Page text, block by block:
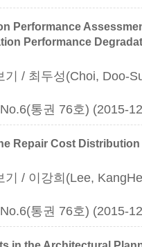
Performance
Performance
/ 최두성(Choi, Doo-
통권 76호) (2015-
Repair Cost
/ 이강희(Lee,
통권 76호) (2015-